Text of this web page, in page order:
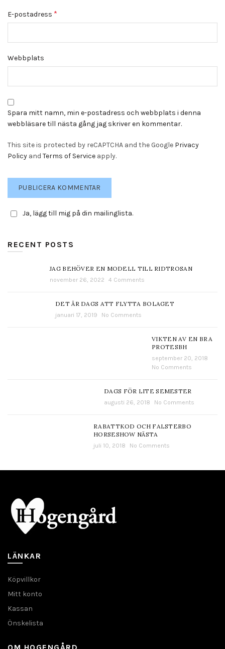
E-postadress *
Webbplats
Spara mitt namn, min e-postadress och webbplats i denna
webbläsare till nästa gång jag skriver en kommentar.
This site is protected by reCAPTCHA and the Google Privacy
Policy and Terms of Service apply.
Ja, lägg till mig på din mailinglista.
RECENT POSTS
JAG BEHÖVER EN MODELL TILL RIDTROSAN
november 26, 2022 4 Comments
DET ÄR DAGS ATT FLYTTA BOLAGET
januari 17, 2019 No Comments
VIKTEN AV EN BRA
PROTESBH
september 20, 2018
No Comments
DAGS FÖR LITE SEMESTER
augusti 26, 2018 No Comments
RABATTKOD OCH FALSTERBO
HORSESHOW NÄSTA
juli 10, 2018 No Comments
LÄNKAR
Köpvillkor
Mitt konto
Kassan
Önskelista
OM HOGENGÅRD